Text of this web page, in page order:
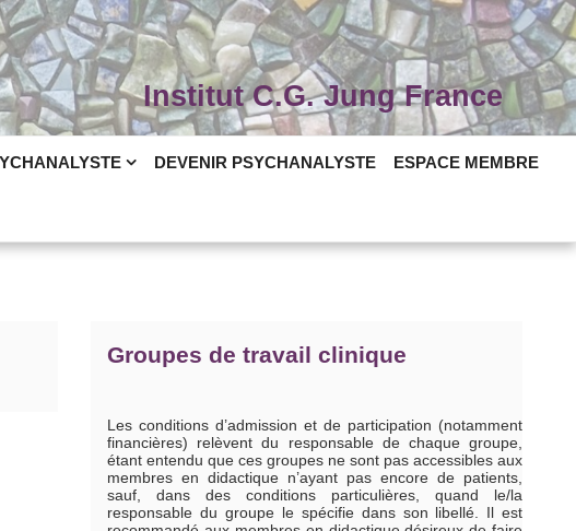
Institut C.G. Jung France
DEVENIR PSYCHANALYSTE ESPACE MEMBRE
Groupes de travail clinique
Les conditions d’admission et de participation (notamment
financières) relèvent du responsable de chaque groupe,
étant entendu que ces groupes ne sont pas accessibles aux
membres en didactique n’ayant pas encore de patients,
sauf, dans des conditions particulières, quand le/la
responsable du groupe le spécifie dans son libellé. Il est